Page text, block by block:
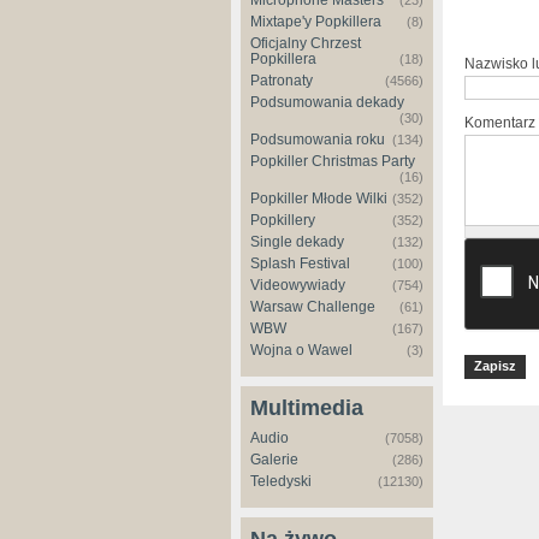
Mixtape'y Popkillera (8)
Oficjalny Chrzest
Popkillera
(18)
Patronaty (4566)
Podsumowania dekady
(30)
Podsumowania roku (134)
Popkiller Christmas Party
(16)
Popkiller Młode Wilki (352)
Popkillery (352)
Single dekady (132)
Splash Festival (100)
Videowywiady (754)
Warsaw Challenge (61)
WBW (167)
Wojna o Wawel (3)
Multimedia
Audio (7058)
Galerie (286)
Teledyski (12130)
Nazwisko
Komentarz